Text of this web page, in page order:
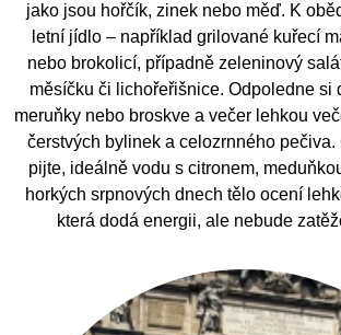
jako jsou hořčík, zinek nebo měď. K
letní jídlo – například grilované kuřecí
nebo brokolicí, případně zeleninový
měsíčku či lichořeřišnice. Odpoledne si
meruňky nebo broskve a večer lehkou
čerstvých bylinek a celozrnného
pijte, ideálně vodu s citronem,
horkých srpnových dnech tělo ocení
která dodá energii, ale nebude